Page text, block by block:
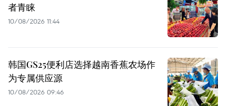
者青睐
10/08/2026 11:44
韩国GS25便利店选择越南香蕉农场作
为专属供应源
10/08/2026 09:46